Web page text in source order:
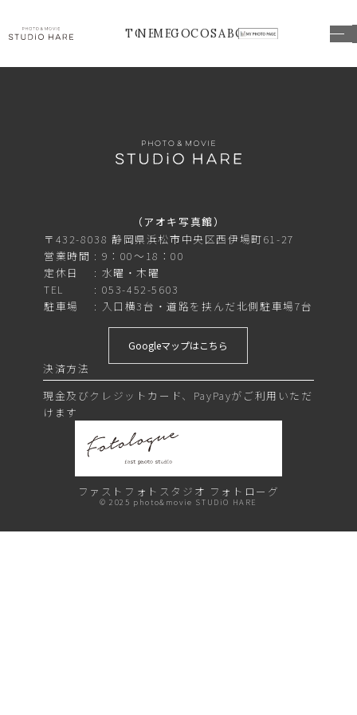
TOP
NEWS
MENU
GOODS
COSTUME
ABOUT
（アオキ写真館）
〒432-8038 静岡県浜松市中央区西伊場町61-27
営業時間
9：00～18：00
定休日
水曜・木曜
TEL
053-452-5603
駐車場
入口横3台・道路を挟んだ北側駐車場7台
Googleマップはこちら
決済方法
現金及びクレジットカード、PayPayがご利用いただ
けます
ファストフォトスタジオ フォトローグ
©︎ 2025 photo&movie STUDiO HARE